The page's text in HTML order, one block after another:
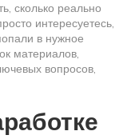
сколько реально
интересуетесь,
в нужное
материалов,
вопросов,